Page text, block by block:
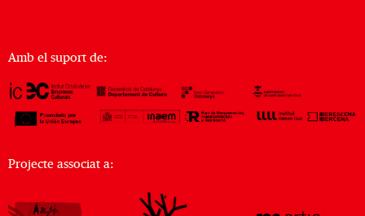
Amb el suport de:
Projecte associat a: